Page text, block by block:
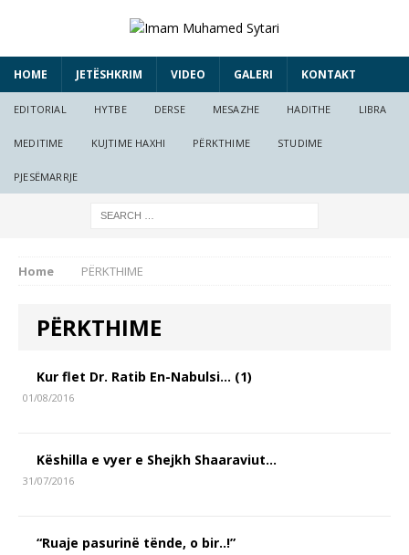
HOME JETËSHKRIM VIDEO GALERI KONTAKT
EDITORIAL HYTBE DERSE MESAZHE HADITHE LIBRA
MEDITIME KUJTIME HAXHI PËRKTHIME STUDIME
PJESËMARRJE
Home PËRKTHIME
PËRKTHIME
Kur flet Dr. Ratib En-Nabulsi… (1)
01/08/2016
Këshilla e vyer e Shejkh Shaaraviut…
31/07/2016
“Ruaje pasurinë tënde, o bir..!”